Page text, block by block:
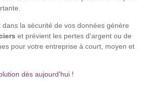
dans la sécurité de vos données génère
et prévient les pertes d'argent ou de
pour votre entreprise à court, moyen et
dès aujourd'hui !